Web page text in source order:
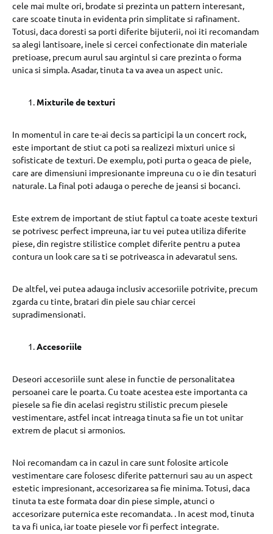
cele mai multe ori, brodate si prezinta un pattern interesant,
care scoate tinuta in evidenta prin simplitate si rafinament.
Totusi, daca doresti sa porti diferite bijuterii, noi iti recomandam
sa alegi lantisoare, inele si cercei confectionate din materiale
pretioase, precum aurul sau argintul si care prezinta o forma
unica si simpla. Asadar, tinuta ta va avea un aspect unic.
Mixturile de texturi
In momentul in care te-ai decis sa participi la un concert rock,
este important de stiut ca poti sa realizezi mixturi unice si
sofisticate de texturi. De exemplu, poti purta o geaca de piele,
care are dimensiuni impresionante impreuna cu o ie din tesaturi
naturale. La final poti adauga o pereche de jeansi si bocanci.
Este extrem de important de stiut faptul ca toate aceste texturi
se potrivesc perfect impreuna, iar tu vei putea utiliza diferite
piese, din registre stilistice complet diferite pentru a putea
contura un look care sa ti se potriveasca in adevaratul sens.
De altfel, vei putea adauga inclusiv accesoriile potrivite, precum
zgarda cu tinte, bratari din piele sau chiar cercei
supradimensionati.
Accesoriile
Deseori accesoriile sunt alese in functie de personalitatea
persoanei care le poarta. Cu toate acestea este importanta ca
piesele sa fie din acelasi registru stilistic precum piesele
vestimentare, astfel incat intreaga tinuta sa fie un tot unitar
extrem de placut si armonios.
Noi recomandam ca in cazul in care sunt folosite articole
vestimentare care folosesc diferite patternuri sau au un aspect
estetic impresionant, accesorizarea sa fie minima. Totusi, daca
tinuta ta este formata doar din piese simple, atunci o
accesorizare puternica este recomandata. . In acest mod, tinuta
ta va fi unica, iar toate piesele vor fi perfect integrate.